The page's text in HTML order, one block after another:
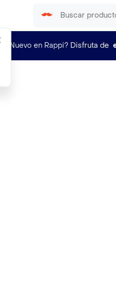
¿Nuevo en Rappi? Disfruta de